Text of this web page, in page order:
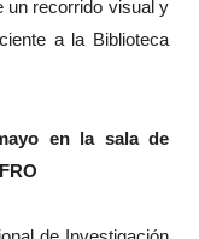
un recorrido visual y
a la Biblioteca
en la sala de